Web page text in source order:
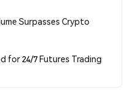
Surpasses Crypto
for 24/7 Futures Trading